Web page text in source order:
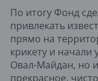
По итогу Фонд
привлекать
прямо на
крикету и начали
Овал-Майдан, но
прекрасное,